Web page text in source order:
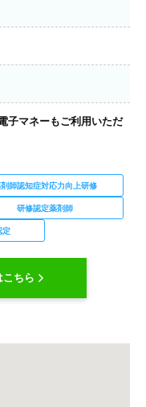
子マネーもご利用いただ
師認知症対応力向上研修
研修認定薬剤師
定
こちら